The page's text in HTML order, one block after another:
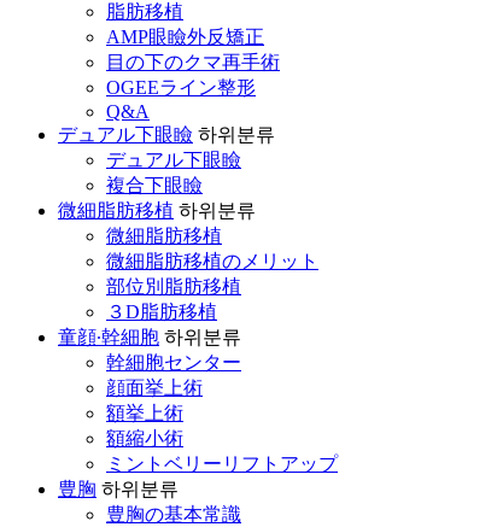
脂肪移植
AMP眼瞼外反矯正
目の下のクマ再手術
OGEEライン整形
Q&A
デュアル下眼瞼 하위분류
デュアル下眼瞼
複合下眼瞼
微細脂肪移植 하위분류
微細脂肪移植
微細脂肪移植のメリット
部位別脂肪移植
３D脂肪移植
童顔∙幹細胞 하위분류
幹細胞センター
顔面挙上術
額挙上術
額縮小術
ミントベリーリフトアップ
豊胸 하위분류
豊胸の基本常識